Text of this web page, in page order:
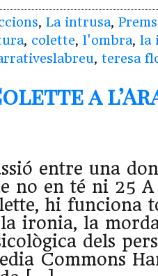
, La intrusa,
, colette, l'ombra, la
, teresa
a
entre una
no en té ni 25 A
hi funciona
ironia, la
dels
Commons